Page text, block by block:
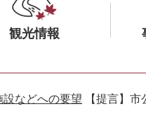
観光情報
ニ
設などへの要望 【提言】